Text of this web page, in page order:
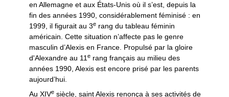
en Allemagne et aux États-Unis où il s’est, depuis la
fin des années 1990, considérablement féminisé : en
1999, il figurait au 3e rang du tableau féminin
américain. Cette situation n’affecte pas le genre
masculin d’Alexis en France. Propulsé par la gloire
d'Alexandre au 11e rang français au milieu des
années 1990, Alexis est encore prisé par les parents
aujourd’hui.
Au XIVe siècle, saint Alexis renonça à ses activités de